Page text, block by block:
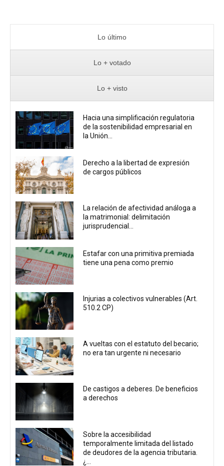
Lo último
Lo + votado
Lo + visto
Hacia una simplificación regulatoria
de la sostenibilidad empresarial en
la Unión...
Derecho a la libertad de expresión
de cargos públicos
La relación de afectividad análoga a
la matrimonial: delimitación
jurisprudencial...
Estafar con una primitiva premiada
tiene una pena como premio
Injurias a colectivos vulnerables (Art.
510.2 CP)
A vueltas con el estatuto del becario;
no era tan urgente ni necesario
De castigos a deberes. De beneficios
a derechos
Sobre la accesibilidad
temporalmente limitada del listado
de deudores de la agencia tributaria.
¿...